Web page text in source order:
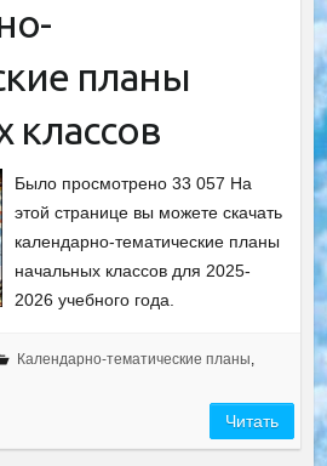
планы
классов
Было просмотрено 33 057 На
этой странице вы можете скачать
календарнo-тематические планы
начальных классов для 2025-
2026 учебного года.
Календарно-тематические планы,
Читать